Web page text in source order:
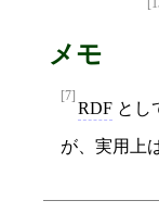
メモ
[7]
RDF とし
が、実用上